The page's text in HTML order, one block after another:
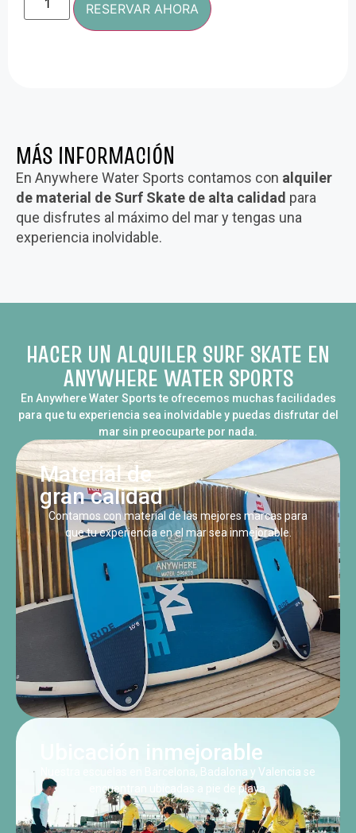
RESERVAR AHORA
MÁS INFORMACIÓN
En Anywhere Water Sports contamos con alquiler
de material de Surf Skate de alta calidad para
que disfrutes al máximo del mar y tengas una
experiencia inolvidable.
HACER UN ALQUILER SURF SKATE EN
ANYWHERE WATER SPORTS
En Anywhere Water Sports te ofrecemos muchas facilidades
para que tu experiencia sea inolvidable y puedas disfrutar del
mar sin preocuparte por nada.
Material de
gran calidad
Contamos con material de las mejores marcas para
que tu experiencia en el mar sea inmejorable.
Ubicación inmejorable
Nuestra escuelas en Barcelona, Badalona y Valencia se
encuentran ubicadas a pie de playa.